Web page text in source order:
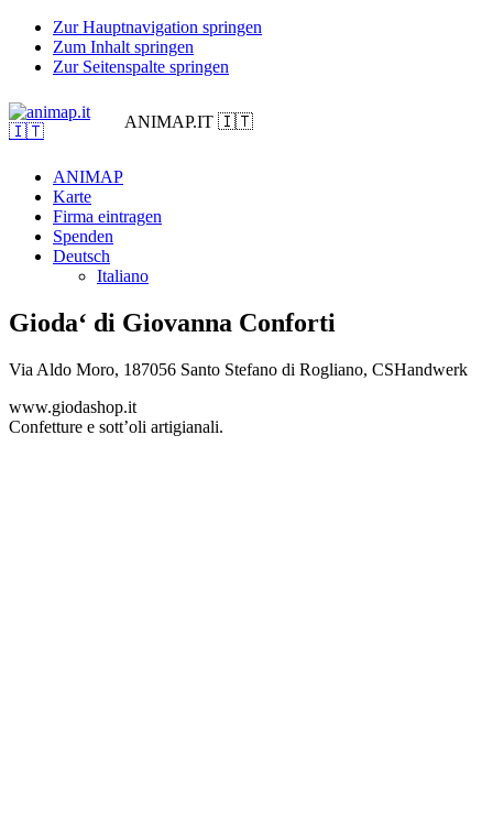
Zur Hauptnavigation springen
Zum Inhalt springen
Zur Seitenspalte springen
ANIMAP.IT 🇮🇹
ANIMAP
Karte
Firma eintragen
Spenden
Deutsch
Italiano
Gioda‘ di Giovanna Conforti
Via Aldo Moro, 187056 Santo Stefano di Rogliano, CSHandwerk
www.giodashop.it
Confetture e sott’oli artigianali.